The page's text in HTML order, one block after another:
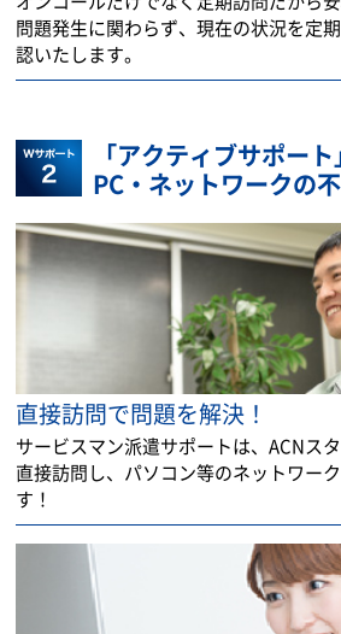
問題発生に関わらず、現在の状況を定
認いたします。
「アクティブサポー
PC・ネットワークの
直接訪問で問題を解決！
サービスマン派遣サポートは、ACNス
直接訪問し、パソコン等のネットワー
す！